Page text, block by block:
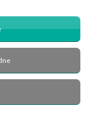
Przemysłowa 8, 43-430
666 100 | "INARI" SPÓŁKA
| NIP: 6332161340 |